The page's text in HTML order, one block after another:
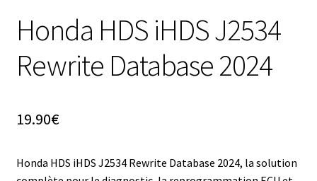
Honda HDS iHDS J2534
Rewrite Database 2024
19.90€
Honda HDS iHDS J2534 Rewrite Database 2024, la solution